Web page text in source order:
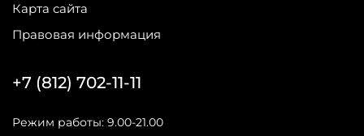
Карта сайта
Правовая информация
+7 (812) 702-11-11
Режим работы: 9.00-21.00